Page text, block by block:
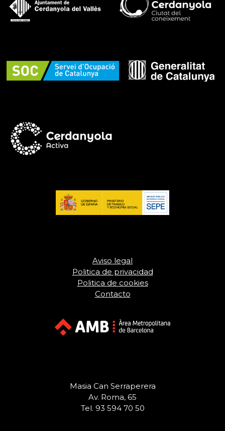
Aviso legal
Politica de privacidad
Politica de cookies
Contacto
Masia Can Serraperera
Av. Roma, 65
Tel. 93 594 70 50